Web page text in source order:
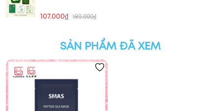
107.000₫ 180.000₫
SẢN PHẨM ĐÃ XEM